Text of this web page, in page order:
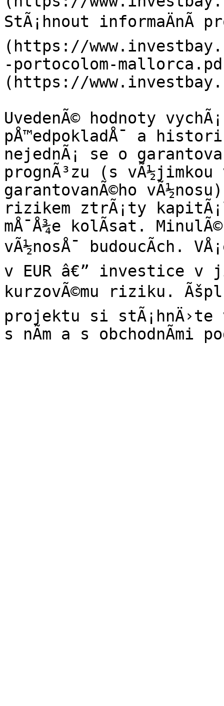
StÃ¡hnout informaÄnÃ­
(https://
-portocolom-
(https://
UvedenÃ© hodnoty
pÅ™edpokladÅ¯ a
nejednÃ¡ se o
prognÃ³zu (s vÃ½jimkou
garantovanÃ©ho
rizikem ztrÃ¡ty
mÅ¯Å¾e kolÃ­sat.
vÃ½nosÅ¯ budoucÃ­ch.
v EUR â€” investice v
kurzovÃ©mu riziku.
projektu si stÃ¡hnÄ›te